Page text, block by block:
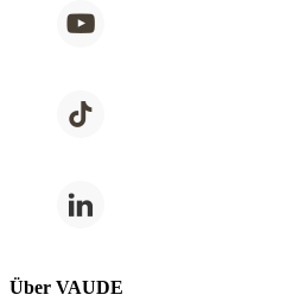
Über VAUDE